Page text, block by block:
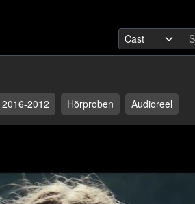
2012 Hörproben Audioreel